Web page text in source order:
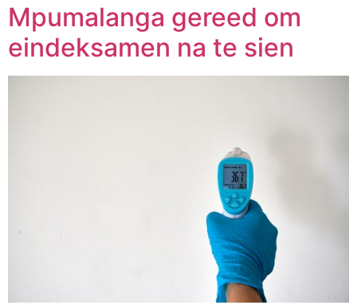
Mpumalanga gereed om
eindeksamen na te sien